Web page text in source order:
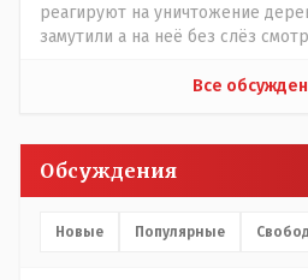
реагируют на уничтожение
замутили а на неё без слёз
строителей"специалистов",как
бы по историческим постройкам
ликвидировано в советское
Все
Обсуждения
Новые Популярные